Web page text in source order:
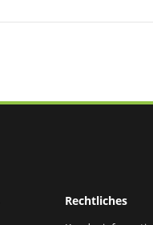
Rechtliches